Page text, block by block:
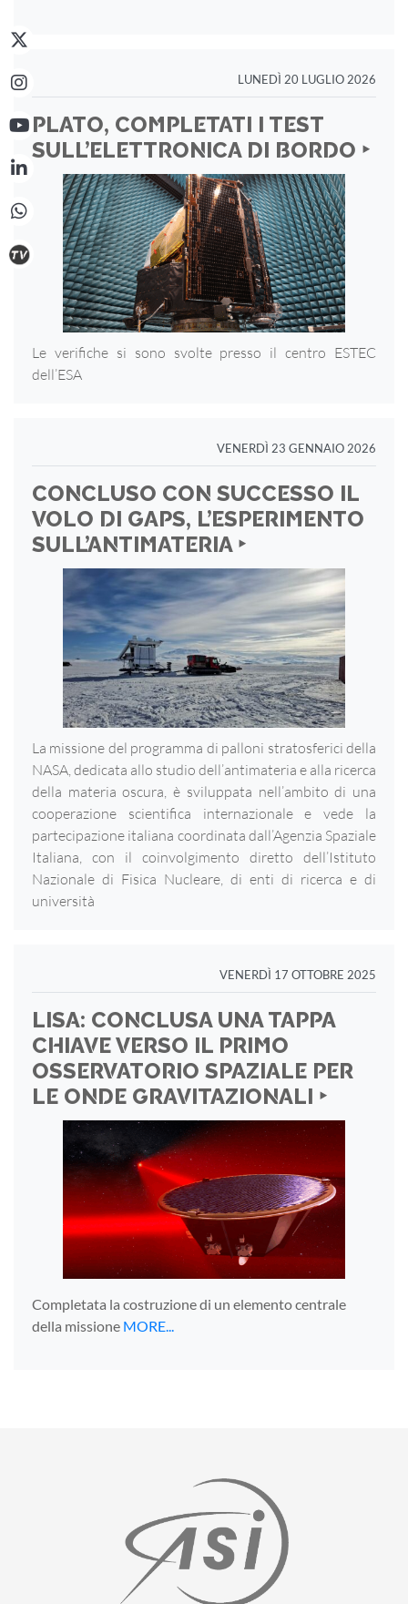
LUNEDÌ 20 LUGLIO 2026
PLATO, COMPLETATI I TEST
SULL’ELETTRONICA DI BORDO ‣
Le verifiche si sono svolte presso il centro ESTEC
dell’ESA
VENERDÌ 23 GENNAIO 2026
CONCLUSO CON SUCCESSO IL
VOLO DI GAPS, L’ESPERIMENTO
SULL’ANTIMATERIA ‣
La missione del programma di palloni stratosferici della
NASA, dedicata allo studio dell’antimateria e alla ricerca
della materia oscura, è sviluppata nell’ambito di una
cooperazione scientifica internazionale e vede la
partecipazione italiana coordinata dall’Agenzia Spaziale
Italiana, con il coinvolgimento diretto dell’Istituto
Nazionale di Fisica Nucleare, di enti di ricerca e di
università
VENERDÌ 17 OTTOBRE 2025
LISA: CONCLUSA UNA TAPPA
CHIAVE VERSO IL PRIMO
OSSERVATORIO SPAZIALE PER
LE ONDE GRAVITAZIONALI ‣
Completata la costruzione di un elemento centrale
della missione MORE...